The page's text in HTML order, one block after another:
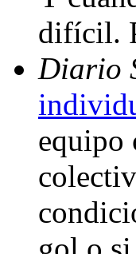
difícil.
Diario
equipo